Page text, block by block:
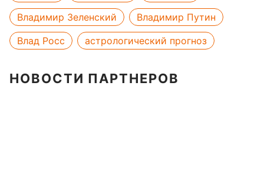
Владимир Зеленский
Владимир Путин
Влад Росс
астрологический прогноз
НОВОСТИ ПАРТНЕРОВ